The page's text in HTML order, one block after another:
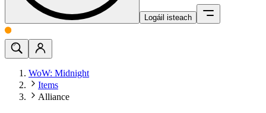
Logáil isteach
WoW: Midnight
Items
Alliance